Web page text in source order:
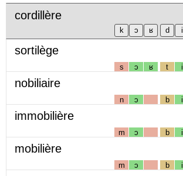
cordillère
sortilège
s ɔ ʁ t i
nobiliaire
n ɔ b i
immobilière
m ɔ b i
mobilière
m ɔ b i